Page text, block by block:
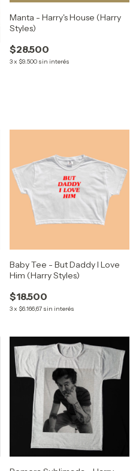
Manta - Harry's House (Harry
Styles)
$28.500
3x $9.500 sin interés
Baby Tee - But Daddy I Love
Him (Harry Styles)
$18.500
3x $6.166,67 sin interés